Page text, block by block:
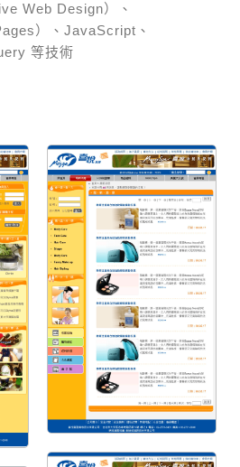
Web Design）、
）、JavaScript、
等技術